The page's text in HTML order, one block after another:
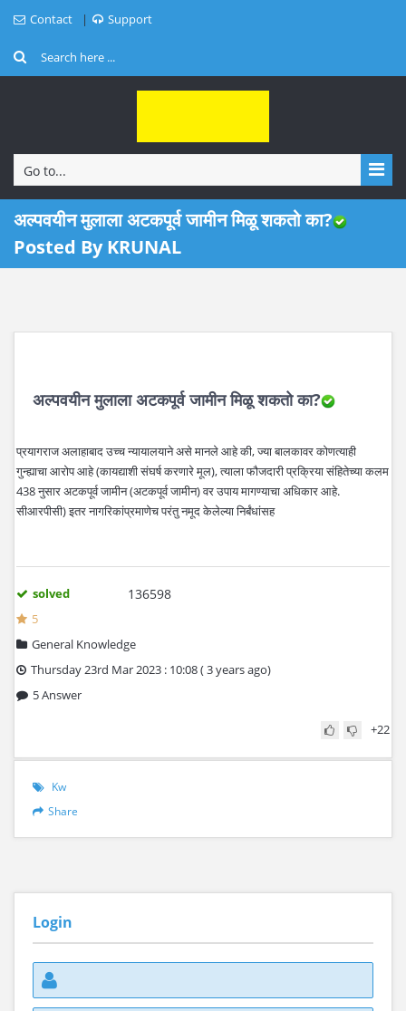
Contact Support
Go to...
अल्पवयीन मुलाला अटकपूर्व जामीन मिळू शकतो का?
Posted By KRUNAL
अल्पवयीन मुलाला अटकपूर्व जामीन मिळू शकतो का?
प्रयागराज अलाहाबाद उच्च न्यायालयाने असे मानले आहे की, ज्या बालकावर कोणत्याही
गुन्ह्याचा आरोप आहे (कायद्याशी संघर्ष करणारे मूल), त्याला फौजदारी प्रक्रिया संहितेच्या कलम
438 नुसार अटकपूर्व जामीन (अटकपूर्व जामीन) वर उपाय मागण्याचा अधिकार आहे.
सीआरपीसी) इतर नागरिकांप्रमाणेच परंतु नमूद केलेल्या निर्बंधांसह
solved
5
General Knowledge
Thursday 23rd Mar 2023 : 10:08 ( 3 years ago)
5 Answer
136598
+22
Kw
Share
Login